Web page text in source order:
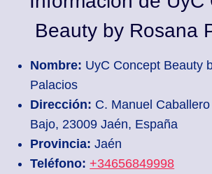
Beauty by Rosana
Nombre: UyC Concept Beauty
Palacios
Dirección: C. Manuel
Bajo, 23009 Jaén, España
Provincia: Jaén
Teléfono: +34656849998